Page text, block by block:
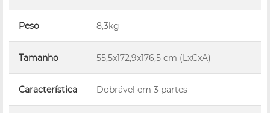
Peso 8,3kg
Tamanho 55,5x172,9x176,5 cm (LxCxA)
Característica Dobrável em 3 partes